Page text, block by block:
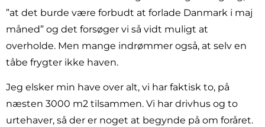
”at det burde være forbudt at forlade Danmark i maj
måned” og det forsøger vi så vidt muligt at
overholde. Men mange indrømmer også, at selv en
tåbe frygter ikke haven.
Jeg elsker min have over alt, vi har faktisk to, på
næsten 3000 m2 tilsammen. Vi har drivhus og to
urtehaver, så der er noget at begynde på om foråret.